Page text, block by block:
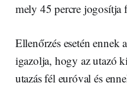
mely 45 percre jogosítja
Ellenőrzés esetén ennek
igazolja, hogy az utazó
utazás fél euróval és